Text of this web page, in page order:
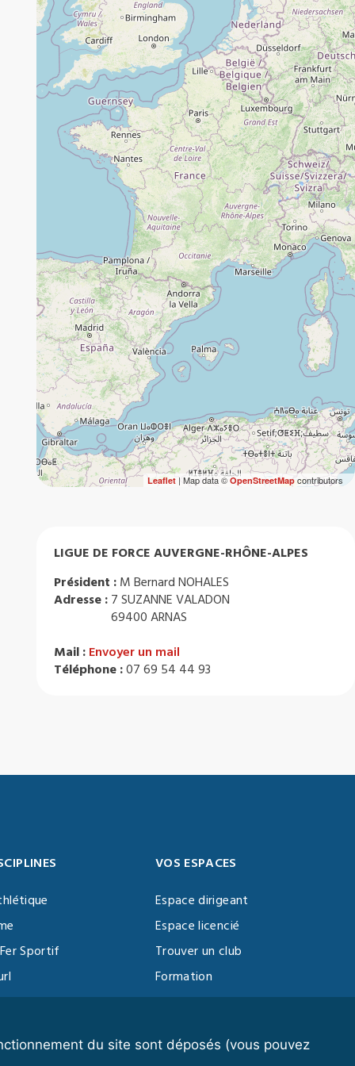
du site sont déposés (vous pouvez
Leaflet| Map data ©OpenStreetMapcontributors
LIGUE DE FORCE AUVERGNE-RHÔNE-ALPES
Président : M Bernard NOHALES
Adresse : 7 SUZANNE VALADON
69400 ARNAS
Mail : Envoyer un mail
Téléphone :07 69 54 44 93
Sportif
Training
VOS ESPACES
Espace dirigeant
Espace licencié
Trouver un club
Formation